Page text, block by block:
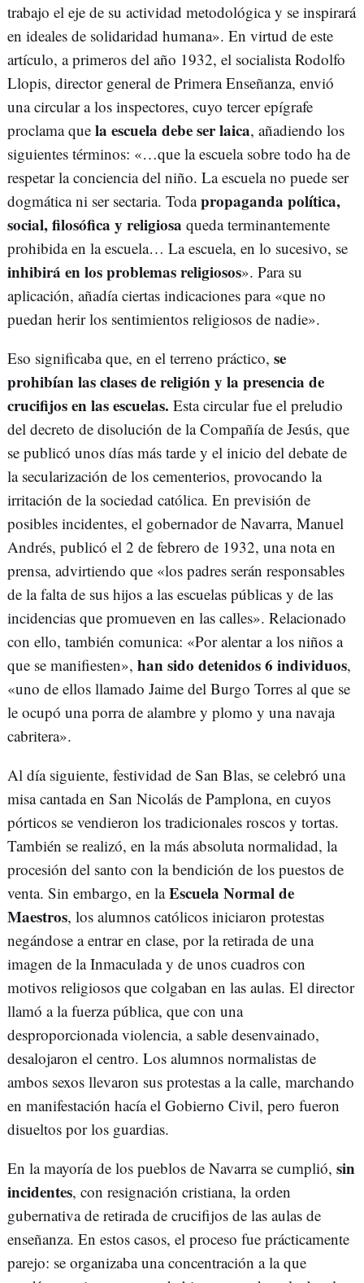
trabajo el eje de su actividad metodológica y se inspirará
en ideales de solidaridad humana». En virtud de este
artículo, a primeros del año 1932, el socialista Rodolfo
Llopis, director general de Primera Enseñanza, envió
una circular a los inspectores, cuyo tercer epígrafe
proclama que la escuela debe ser laica, añadiendo los
siguientes términos: «…que la escuela sobre todo ha de
respetar la conciencia del niño. La escuela no puede ser
dogmática ni ser sectaria. Todapropaganda política,
social, filosófica y religiosa queda terminantemente
prohibida en la escuela… La escuela, en lo sucesivo, se
inhibirá en los problemas religiosos». Para su
aplicación, añadía ciertas indicaciones para «que no
puedan herir los sentimientos religiosos de nadie».
Eso significaba que, en el terreno práctico, se
prohibían las clases de religióny la presencia de
crucifijos en las escuelas. Esta circular fue el preludio
del decreto de disolución de la Compañía de Jesús, que
se publicó unos días más tarde y el inicio del debate de
la secularización de los cementerios, provocando la
irritación de la sociedad católica. En previsión de
posibles incidentes, el gobernador de Navarra, Manuel
Andrés, publicó el 2 de febrero de 1932, una nota en
prensa, advirtiendo que «los padres serán responsables
de la falta de sus hijos a las escuelas públicas y de las
incidencias que promueven en las calles». Relacionado
con ello, también comunica: «Por alentar a los niños a
que se manifiesten», han sido detenidos 6 individuos,
«uno de ellos llamado Jaime del Burgo Torres al que se
le ocupó una porra de alambre y plomo y una navaja
cabritera».
Al día siguiente, festividad de San Blas, se celebró una
misa cantada en San Nicolás de Pamplona, en cuyos
pórticos se vendieron los tradicionales roscos y tortas.
También se realizó, en la más absoluta normalidad, la
procesión del santo con la bendición de los puestos de
venta. Sin embargo, en laEscuela Normal de
Maestros, los alumnos católicos iniciaron protestas
negándose a entrar en clase, por la retirada de una
imagen de la Inmaculada y de unos cuadros con
motivos religiosos que colgaban en las aulas. El director
llamó a la fuerza pública, que con una
desproporcionada violencia, a sable desenvainado,
desalojaron el centro. Los alumnos normalistas de
ambos sexos llevaron sus protestas a la calle, marchando
en manifestación hacía el Gobierno Civil, pero fueron
disueltos por los guardias.
En la mayoría de los pueblos de Navarra se cumplió, sin
incidentes, con resignación cristiana, la orden
gubernativa de retirada de crucifijos de las aulas de
enseñanza. En estos casos, el proceso fue prácticamente
parejo: se organizaba una concentración a la que